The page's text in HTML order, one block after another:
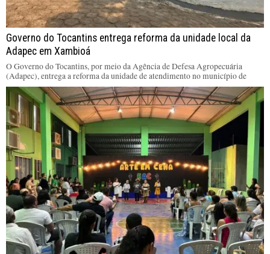
Governo do Tocantins entrega reforma da unidade local da
Adapec em Xambioá
O Governo do Tocantins, por meio da Agência de Defesa Agropecuária
(Adapec), entrega a reforma da unidade de atendimento no município de